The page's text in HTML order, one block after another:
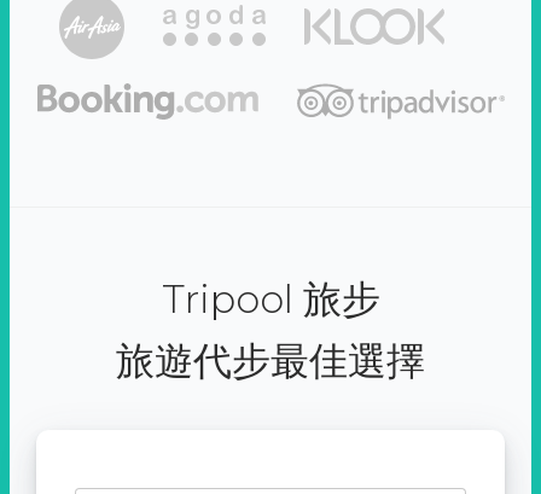
Tripool 旅步
旅遊代步最佳選擇